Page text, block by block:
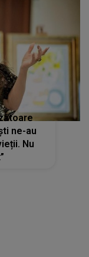
ne-au
Nu